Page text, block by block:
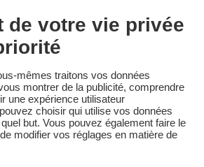
jusqu'à 3 jours de l'arrivée.
de 3 jours avant l'arrivée, 100% du
est conservé.
de souscrire l'assurance annulation de
Souscrivez au moment de la
24h suivant votre réservation par
de votre vie privée
mêmes traitons vos données
montrer de la publicité, comprendre
une expérience utilisateur
choisir qui utilise vos données
but. Vous pouvez également faire le
modifier vos réglages en matière de